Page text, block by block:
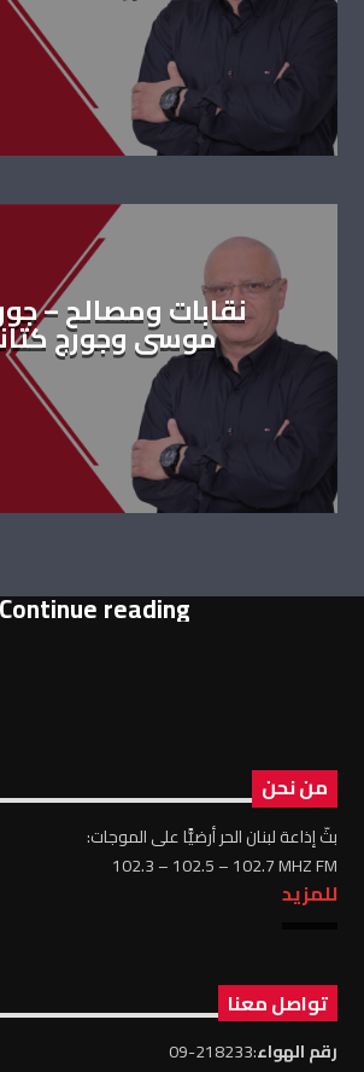
نقابات ومصالح –
موسى وجورج
reading
من نحن
بثّ إذاعة لبنان الحر أرضيًّا على الموجات:
102.3 – 102.5 – 102.7 MHZ FM
للمزيد
تواصل معنا
رقم الهواء:218233-09